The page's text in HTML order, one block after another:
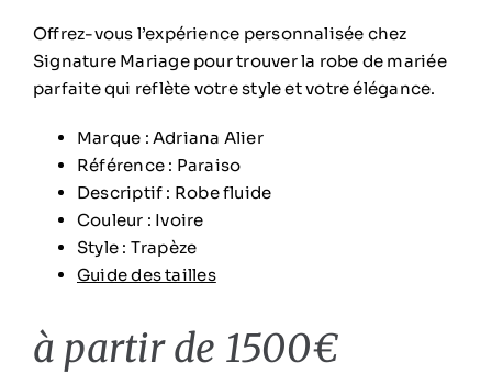
Offrez-vous l’expérience personnalisée chez
Signature Mariage pour trouver la robe de mariée
parfaite qui reflète votre style et votre élégance.
Marque : Adriana Alier
Référence : Paraiso
Descriptif : Robe fluide
Couleur : Ivoire
Style : Trapèze
Guide des tailles
à partir de 1500€